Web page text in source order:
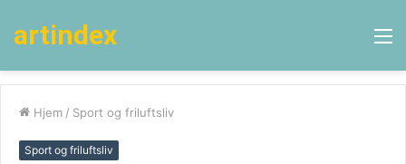
artindex
Hjem / Sport og friluftsliv
Sport og friluftsliv